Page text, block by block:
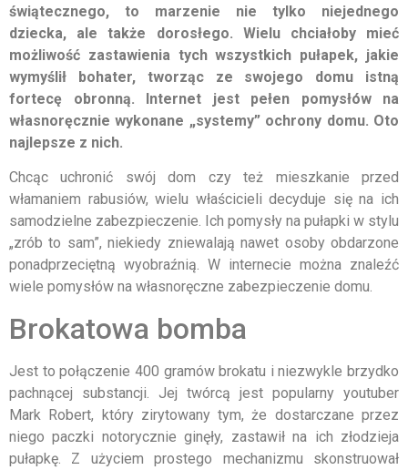
świątecznego, to marzenie nie tylko niejednego
dziecka, ale także dorosłego. Wielu chciałoby mieć
możliwość zastawienia tych wszystkich pułapek, jakie
wymyślił bohater, tworząc ze swojego domu istną
fortecę obronną. Internet jest pełen pomysłów na
własnoręcznie wykonane „systemy” ochrony domu. Oto
najlepsze z nich.
Chcąc uchronić swój dom czy też mieszkanie przed
włamaniem rabusiów, wielu właścicieli decyduje się na ich
samodzielne zabezpieczenie. Ich pomysły na pułapki w stylu
„zrób to sam”, niekiedy zniewalają nawet osoby obdarzone
ponadprzeciętną wyobraźnią. W internecie można znaleźć
wiele pomysłów na własnoręczne zabezpieczenie domu.
Brokatowa bomba
Jest to połączenie 400 gramów brokatu i niezwykle brzydko
pachnącej substancji. Jej twórcą jest popularny youtuber
Mark Robert, który zirytowany tym, że dostarczane przez
niego paczki notorycznie ginęły, zastawił na ich złodzieja
pułapkę. Z użyciem prostego mechanizmu skonstruował